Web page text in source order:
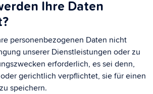
Ihre Daten
personenbezogenen Daten nicht
unserer Dienstleistungen oder zu
erforderlich, es sei denn,
gerichtlich verpflichtet, sie für einen
speichern.